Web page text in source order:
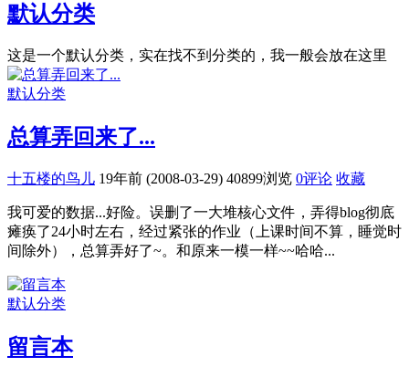
默认分类
这是一个默认分类，实在找不到分类的，我一般会放在这里
默认分类
总算弄回来了...
十五楼的鸟儿 19年前 (2008-03-29) 40899浏览 0评论 收藏
我可爱的数据...好险。误删了一大堆核心文件，弄得blog彻底
瘫痪了24小时左右，经过紧张的作业（上课时间不算，睡觉时
间除外），总算弄好了~。和原来一模一样~~哈哈...
默认分类
留言本